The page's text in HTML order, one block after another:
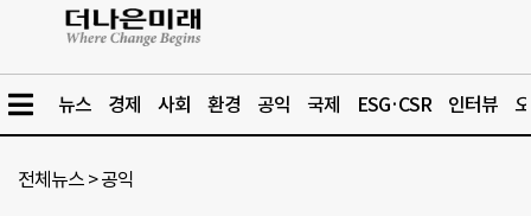
뉴스 경제 사회 환경 공익 국제 ESG·CSR 인터뷰
전체뉴스 >공익